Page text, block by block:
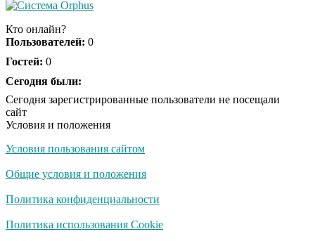
Деньги придут
выплаты досрочно
Забывший о
Плющенко отправляет
Азербайджан
Кто онлайн?
Пользователей: 0
Гостей: 0
Сегодня были:
Сегодня зарегистрированные пользователи не посещали
сайт
Условия и положения
Условия пользования сайтом
Общие условия и положения
Политика конфиденциальности
Политика использования Cookie